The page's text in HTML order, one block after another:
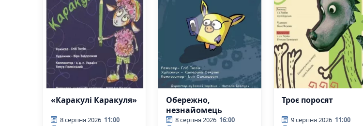
«Каракулі Каракуля»
8 серпня 2026 11:00
Обережно,
незнайомець
8 серпня 2026 16:00
Троє поросят
9 серпня 2026 11:00